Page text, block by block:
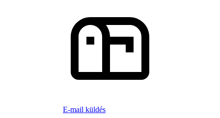
E-mail küldés